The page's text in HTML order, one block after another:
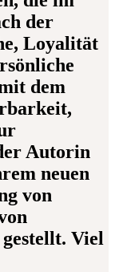
der
Loyalität
dem
Autorin
neuen
von
Viel